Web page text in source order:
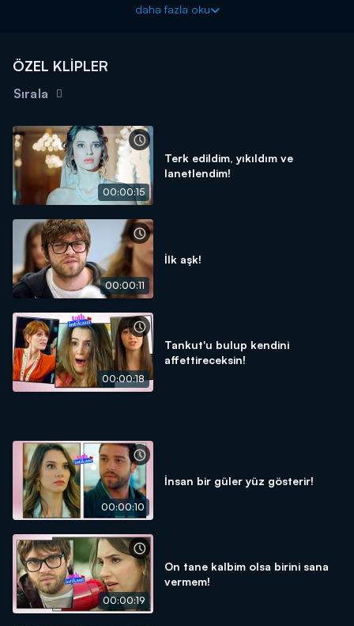
daha fazla oku
ÖZEL KLİPLER
Sırala
00:00:15
Terk edildim, yıkıldım ve
lanetlendim!
00:00:11
İlk aşk!
00:00:18
Tankut'u bulup kendini
affettireceksin!
00:00:10
İnsan bir güler yüz gösterir!
00:00:19
On tane kalbim olsa birini sana
vermem!